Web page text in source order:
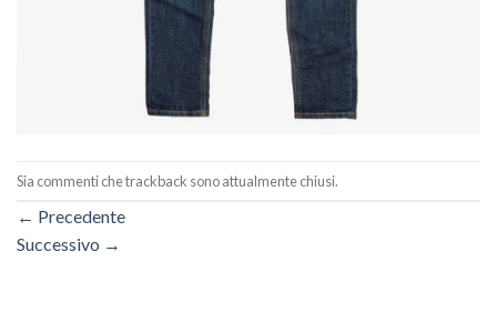
Sia commenti che trackback sono attualmente chiusi.
← Precedente
Successivo →